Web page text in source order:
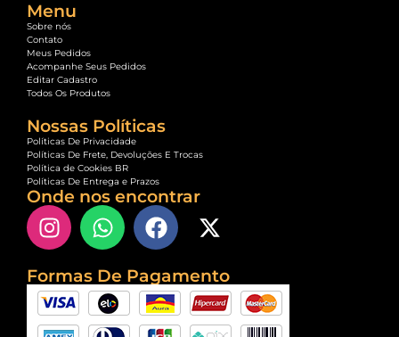
Menu
Sobre nós
Contato
Meus Pedidos
Acompanhe Seus Pedidos
Editar Cadastro
Todos Os Produtos
Nossas Políticas
Políticas De Privacidade
Políticas De Frete, Devoluções E Trocas
Política de Cookies BR
Políticas De Entrega e Prazos
Onde nos encontrar
Formas De Pagamento